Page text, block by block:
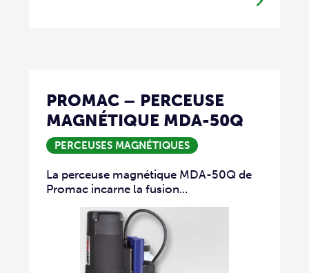
PROMAC – PERCEUSE
MAGNÉTIQUE MDA-50Q
PERCEUSES MAGNÉTIQUES
La perceuse magnétique MDA-50Q de
Promac incarne la fusion...